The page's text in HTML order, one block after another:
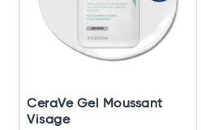
CeraVe Gel Moussant
Visage